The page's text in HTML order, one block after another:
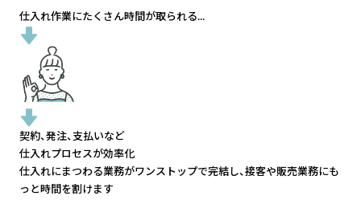
仕入れ作業にたくさん時間が取られる...
契約、発注、支払いなど
仕入れプロセスが効率化
仕入れにまつわる業務がワンストップで完結し、接客や販売業務にも
っと時間を割けます